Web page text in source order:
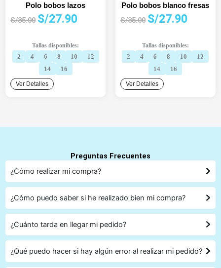
Polo bobos lazos
S/35.00
El
era:
S/35.00.
S/27.90
es:
S/27.90.
Tallas disponibles:
2 4 6 8 10
12
14
16
Ver Detalles
Polo bobos blanco fresas
S/35.00
El
era:
S/35.00.
S/27.90
es:
S/27.90.
Tallas disponibles:
2 4 6 8 10
12
14
16
Ver Detalles
Preguntas Frecuentes
¿Cómo realizar mi compra?
¿Cómo puedo saber si he realizado bien mi compra?
¿Cuánto tarda en llegar mi pedido?
¿Qué puedo hacer si hay algún error al realizar mi pedido?